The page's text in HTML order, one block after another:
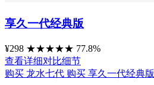
享久一代经典版
¥298 ★★★★★ 77.8%
查看详细对比细节
购买 龙水七代 购买 享久一代经典版